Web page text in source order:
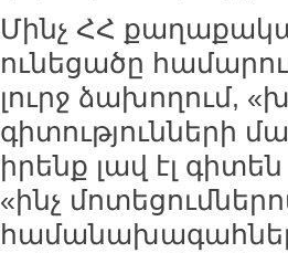
Մինչ ՀՀ
ունեցածը
լուրջ ձախողում,
գիտությունների
իրենք լավ էլ
«ինչ